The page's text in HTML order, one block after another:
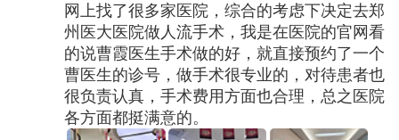
网上找了很多家医院，综合的考虑下决定去郑
州医大医院做人流手术，我是在医院的官网看
的说曹霞医生手术做的好，就直接预约了一个
曹医生的诊号，做手术很专业的，对待患者也
很负责认真，手术费用方面也合理，总之医院
各方面都挺满意的。